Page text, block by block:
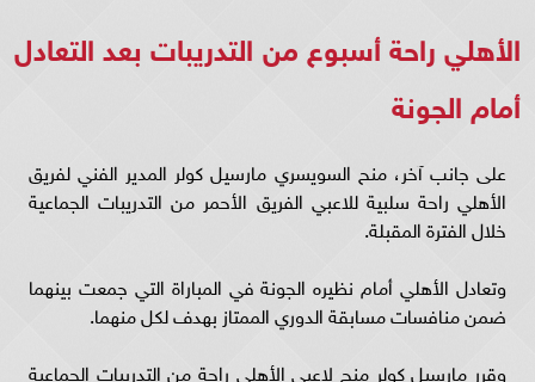
الأهلي راحة أسبوع من التدريبات بعد التعادل
أمام الجونة
على جانب آخر، منح السويسري مارسيل كولر المدير الفني لفريق
الأهلي راحة سلبية للاعبي الفريق الأحمر من التدريبات الجماعية
خلال الفترة المقبلة.
وتعادل الأهلي أمام نظيره الجونة في المباراة التي جمعت بينهما
ضمن منافسات مسابقة الدوري الممتاز بهدف لكل منهما.
وقرر مارسيل كولر منح لاعبي الأهلي راحة من التدريبات الجماعية